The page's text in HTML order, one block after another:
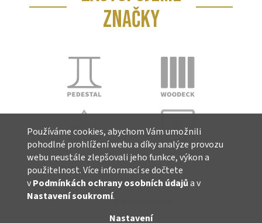
Používáme cookies, abychom Vám umožnili
pohodlné prohlížení webu a díky analýze provozu
webu neustále zlepšovali jeho funkce, výkon a
použitelnost. Více informací se dočtete
vPodmínkách ochrany osobních údajůa v
Nastavení soukromí.
Nastavení
ZNAČKY
Vytvořil Shoptet